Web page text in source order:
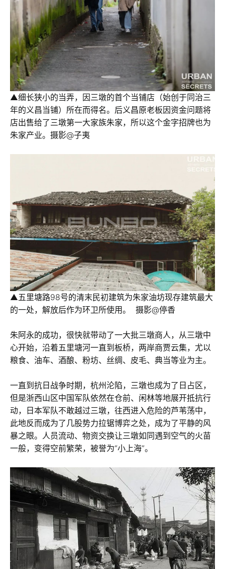
▲细长狭小的当弄，因三墩的首个当铺店（始创于同治三
年的义昌当铺）所在而得名。后义昌原老板因资金问题将
店出售给了三墩第一大家族朱家，所以这个金字招牌也为
朱家产业。摄影@子夷
▲五里塘路98号的清末民初建筑为朱家油坊现存建筑最大
的一处，解放后作为环卫所使用。 摄影@停香
朱阿永的成功，很快就带动了一大批三墩商人，从三墩中
心开始，沿着五里塘河一直到板桥，两岸商贾云集，尤以
粮食、油车、酒酿、粉坊、丝绸、皮毛、典当等业为主。
一直到抗日战争时期，杭州沦陷，三墩也成为了日占区，
但是浙西山区中国军队依然在仓前、闲林等地展开抵抗行
动，日本军队不敢越过三墩，往西进入危险的芦苇荡中，
此地反而成为了几股势力拉锯博弈之处，成为了平静的风
暴之眼。人员流动、物资交换让三墩如同遇到空气的火苗
一般，变得空前繁荣，被誉为“小上海”。